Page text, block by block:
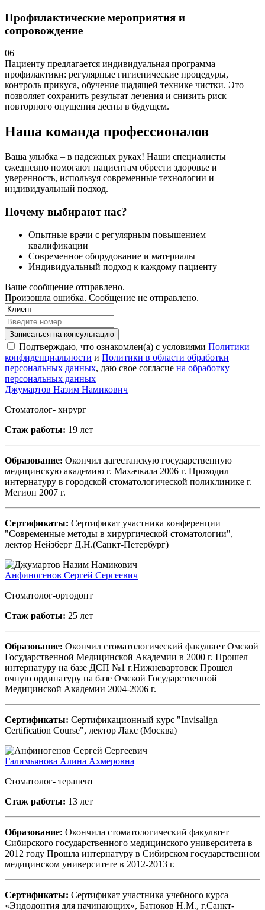
Профилактические мероприятия и
сопровождение
06
Пациенту предлагается индивидуальная программа
профилактики: регулярные гигиенические процедуры,
контроль прикуса, обучение щадящей технике чистки. Это
позволяет сохранить результат лечения и снизить риск
повторного опущения десны в будущем.
Наша команда профессионалов
Ваша улыбка – в надежных руках! Наши специалисты
ежедневно помогают пациентам обрести здоровье и
уверенность, используя современные технологии и
индивидуальный подход.
Почему выбирают нас?
Опытные врачи с регулярным повышением
квалификации
Современное оборудование и материалы
Индивидуальный подход к каждому пациенту
Ваше сообщение отправлено.
Произошла ошибка. Сообщение не отправлено.
Записаться на консультацию
Подтверждаю, что ознакомлен(а) с условиями Политики
конфиденциальности и Политики в области обработки
персональных данных, даю свое согласие на обработку
персональных данных
Джумартов Назим Намикович
Стоматолог- хирург
Стаж работы: 19 лет
Образование: Окончил дагестанскую государственную
медицинскую академию г. Махачкала 2006 г. Проходил
интернатуру в городской стоматологической поликлинике г.
Мегион 2007 г.
Сертификаты: Сертификат участника конференции
"Современные методы в хирургической стоматологии",
лектор Нейзберг Д.Н.(Санкт-Петербург)
Анфиногенов Сергей Сергеевич
Стоматолог-ортодонт
Стаж работы: 25 лет
Образование: Окончил стоматологический факультет Омской
Государственной Медицинской Академии в 2000 г. Прошел
интернатуру на базе ДСП №1 г.Нижневартовск Прошел
очную ординатуру на базе Омской Государственной
Медицинской Академии 2004-2006 г.
Сертификаты: Сертификационный курс "Invisalign
Certification Course", лектор Лакс (Москва)
Галимьянова Алина Ахмеровна
Стоматолог- терапевт
Стаж работы: 13 лет
Образование: Окончила стоматологический факультет
Сибирского государственного медицинского университета в
2012 году Прошла интернатуру в Сибирском государственном
медицинском университете в 2012-2013 г.
Сертификаты: Сертификат участника учебного курса
«Эндодонтия для начинающих», Батюков Н.М., г.Санкт-